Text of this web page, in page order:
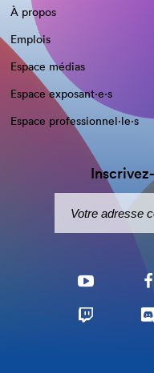
À propos
Emplois
Espace médias
Espace exposant·e⋅s
Espace professionnel·le⋅s